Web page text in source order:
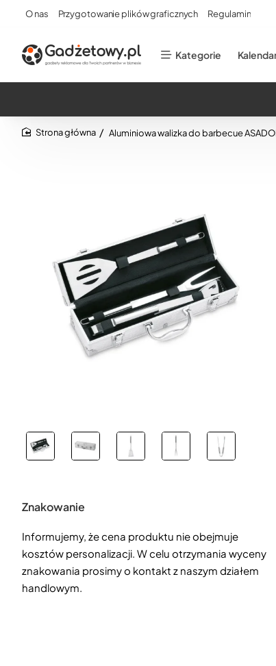
O nas Przygotowanie plików graficznych Regulamin
Kategorie
Aluminiowa walizka do barbecue
Znakowanie
Informujemy, że cena produktu nie obejmuje
kosztów personalizacji. W celu otrzymania wyceny
znakowania prosimy o kontakt z naszym działem
handlowym.